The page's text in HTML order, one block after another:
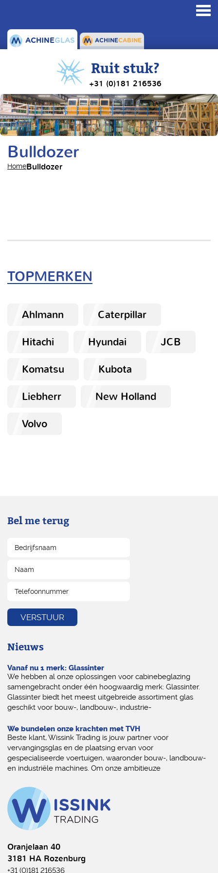
ACHINEGLAS ACHINECABINE
Ruit stuk?
+31 (0)181 216536
Bulldozer
HomeBulldozer
TOPMERKEN
Ahlmann
Caterpillar
Hitachi
Hyundai
JCB
Komatsu
Kubota
Liebherr
New Holland
Volvo
Bel me terug
Nieuws
Vanaf nu 1 merk: Glassinter
We hebben al onze oplossingen voor cabinebeglazing
samengebracht onder één hoogwaardig merk: Glassinter.
Glassinter biedt het meest uitgebreide assortiment glas
geschikt voor bouw-, landbouw-, industrie-
We bundelen onze krachten met TVH
Beste klant, Wissink Trading is jouw partner voor
vervangingsglas en de plaatsing ervan voor
gespecialiseerde voertuigen, waaronder bouw-, landbouw-
en industriële machines. Om onze ambitieuze
Oranjelaan 40
3181 HA Rozenburg
+31 (0)181 216536